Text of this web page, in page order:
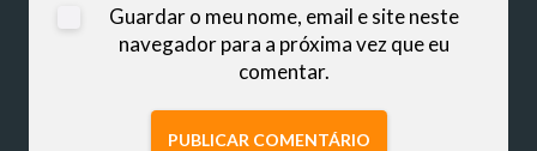
Guardar o meu nome, email e site neste
navegador para a próxima vez que eu
comentar.
PUBLICAR COMENTÁRIO